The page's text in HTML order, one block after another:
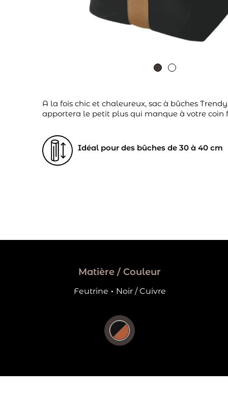
A la fois chic et chaleureux, sac à bûches
apportera le petit plus qui manque à votre coin
Idéal pour des bûches de 30 à 40 cm
Matière / Couleur
Feutrine · Noir / Cuivre